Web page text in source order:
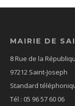
MAIRIE DE
8 Rue de la
97212 Saint-Joseph
Standard
Tél : 05 96 57 60 06